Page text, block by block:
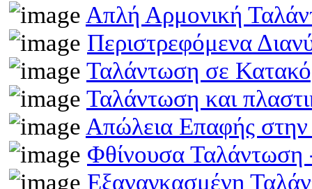
Απλή Αρμονική
Περιστρεφόμενα
Ταλάντωση σε
Ταλάντωση και
Απώλεια Επαφής
Φθίνουσα
Εξαναγκασμένη